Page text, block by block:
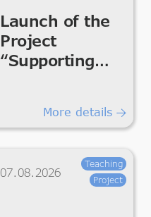
Launch of the
Project
“Supporting
for Essential
More details
07.08.2026
Teaching
Project